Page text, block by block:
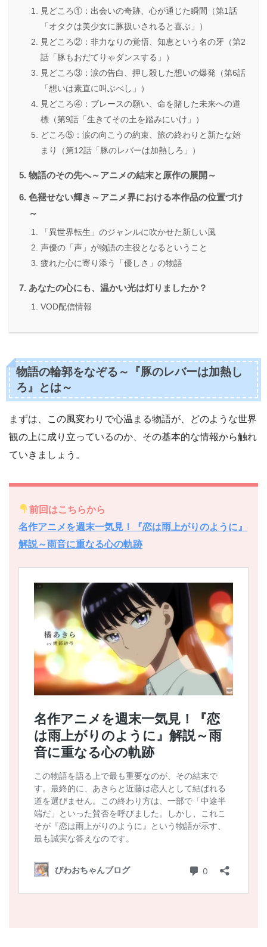
見どころ①：出会いの奇跡、心が通じた瞬間（第1話
「オタクは美少女に豚扱いされると喜ぶ」）
見どころ②：非力なりの覚悟、知恵という名の牙（第2
話「豚もおだてりゃダンスする」）
見どころ③：涙の告白、押し殺した想いの爆発（第6話
「想いは素直に叫ぶべし」）
見どころ④：ブレースの願い、命を賭した未来への道
標（第9話「生きてその土を踏みにいけ」）
どころ⑤：涙の向こうの約束、旅の終わりと新たな始
まり（第12話「豚のレバーは加熱しろ」）
物語のその先へ～アニメの結末と原作の展開～
色褪せない輝き～アニメ界における本作品の位置づけ
～
「異世界転生」のジャンルに吹かせた新しい風
声優の「声」が物語の主役となるということ
疲れた心に寄り添う「優しさ」の物語
あなたの心にも、温かい光は灯りましたか？
VOD配信情報
物語の輪郭をなぞる～『豚のレバーは加熱し
ろ』とは～
まずは、この風変わりで心温まる物語が、どのような世界
観の上に成り立っているのか、その基本的な情報から触れ
ていきましょう。
前回はこちらから
名作アニメを週末一気見！『恋は雨上がりのように』
解説～雨音に重なる心の軌跡